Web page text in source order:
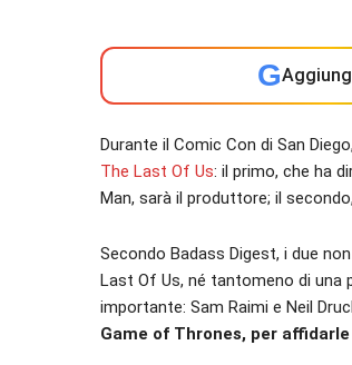
G
Durante il Comic Con di San
The Last Of Us: il primo, che ha
Man, sarà il produttore; il
Secondo Badass Digest, i due
Last Of Us, né tantomeno di una
importante: Sam Raimi e Neil
Game of Thrones, per